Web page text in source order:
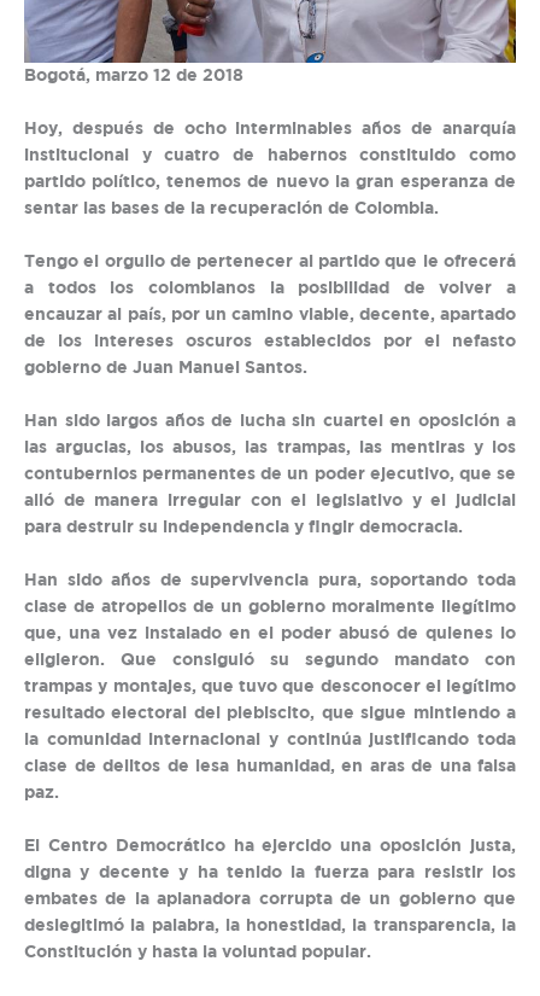
Bogotá, marzo 12 de 2018
Hoy, después de ocho interminables años de anarquía
institucional y cuatro de habernos constituido como
partido político, tenemos de nuevo la gran esperanza de
sentar las bases de la recuperación de Colombia.
Tengo el orgullo de pertenecer al partido que le ofrecerá
a todos los colombianos la posibilidad de volver a
encauzar al país, por un camino viable, decente, apartado
de los intereses oscuros establecidos por el nefasto
gobierno de Juan Manuel Santos.
Han sido largos años de lucha sin cuartel en oposición a
las argucias, los abusos, las trampas, las mentiras y los
contubernios permanentes de un poder ejecutivo, que se
alió de manera irregular con el legislativo y el judicial
para destruir su independencia y fingir democracia.
Han sido años de supervivencia pura, soportando toda
clase de atropellos de un gobierno moralmente ilegítimo
que, una vez instalado en el poder abusó de quienes lo
eligieron. Que consiguió su segundo mandato con
trampas y montajes, que tuvo que desconocer el legítimo
resultado electoral del plebiscito, que sigue mintiendo a
la comunidad internacional y continúa justificando toda
clase de delitos de lesa humanidad, en aras de una falsa
paz.
El Centro Democrático ha ejercido una oposición justa,
digna y decente y ha tenido la fuerza para resistir los
embates de la aplanadora corrupta de un gobierno que
deslegitimó la palabra, la honestidad, la transparencia, la
Constitución y hasta la voluntad popular.